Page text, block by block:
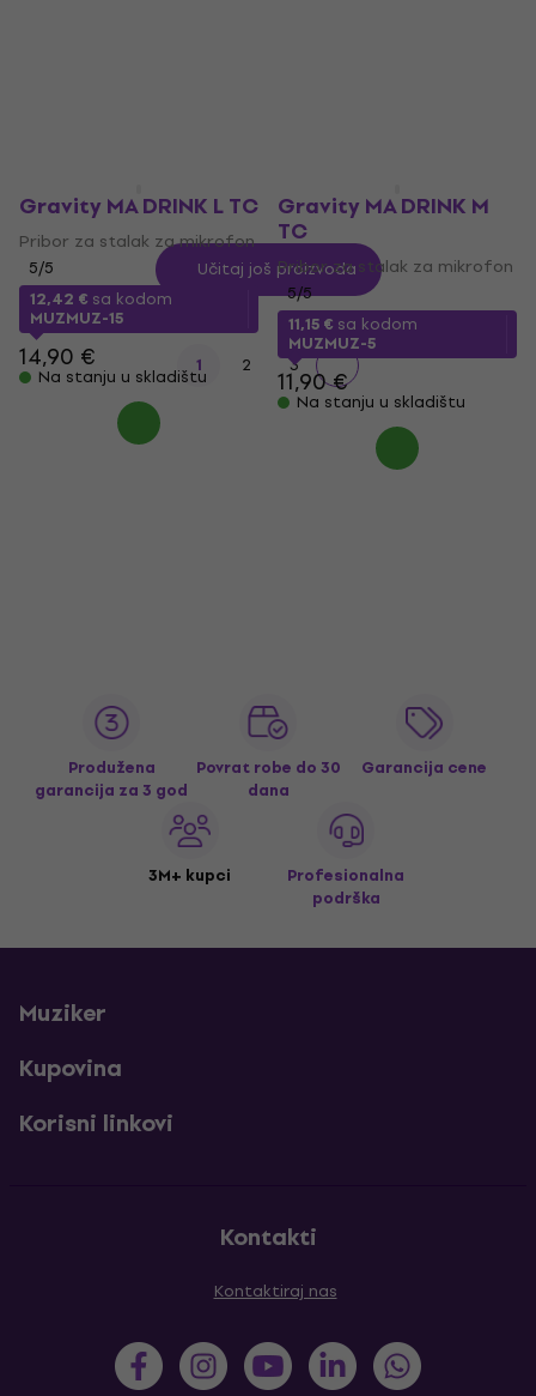
Gravity MA DRINK L TC
Pribor za stalak za mikrofon
5/5
12,42 € sa kodom
MUZMUZ-15
14,90 €
Na stanju u skladištu
Gravity MA DRINK M
TC
Pribor za stalak za mikrofon
5/5
11,15 € sa kodom
MUZMUZ-5
11,90 €
Na stanju u skladištu
Učitaj još proizvoda
1 2 3
Produžena
garancija za 3 god
Povrat robe do 30
dana
Garancija cene
3M+ kupci
Profesionalna
podrška
Muziker
Kupovina
Korisni linkovi
Kontakti
Kontaktiraj nas